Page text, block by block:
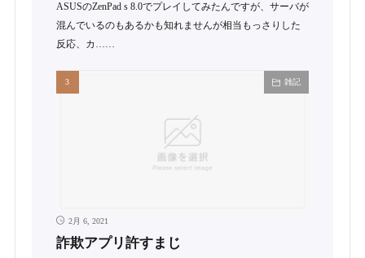
ASUSのZenPad s 8.0でプレイしてみたんですが、サーバが
混んでいるのもあるかも知れませんが相当もっさりした
反応、カ……
雑記
2月 6, 2021
詐欺アプリ許すまじ